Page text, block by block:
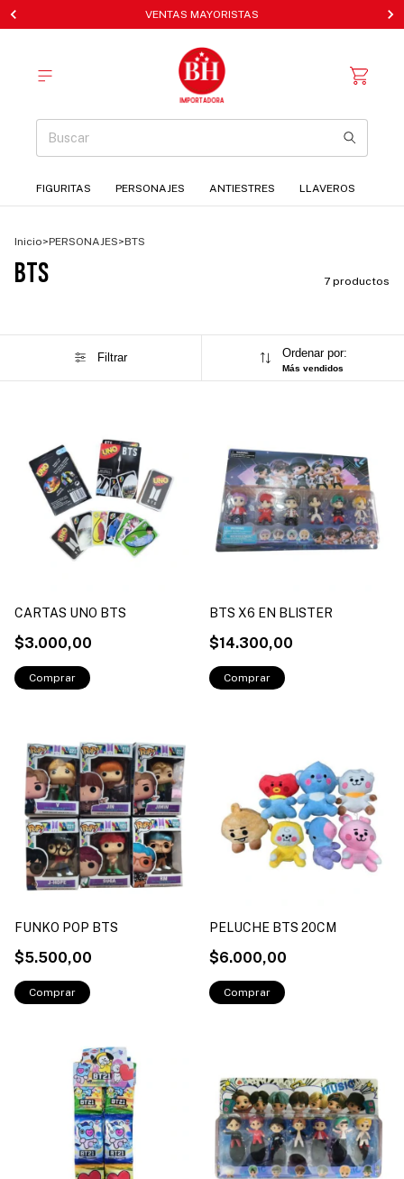
VENTAS MAYORISTAS
FIGURITAS PERSONAJES ANTIESTRES LLAVEROS
Inicio>PERSONAJES>BTS
BTS 7 productos
Filtrar Ordenar por:
Más vendidos
CARTAS UNO BTS
$3.000,00
BTS X6 EN BLISTER
$14.300,00
FUNKO POP BTS
$5.500,00
PELUCHE BTS 20CM
$6.000,00